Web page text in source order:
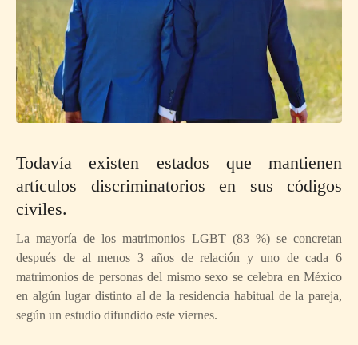
Todavía existen estados que mantienen
artículos discriminatorios en sus códigos
civiles.
La mayoría de los matrimonios LGBT (83 %) se concretan
después de al menos 3 años de relación y uno de cada 6
matrimonios de personas del mismo sexo se celebra en México
en algún lugar distinto al de la residencia habitual de la pareja,
según un estudio difundido este viernes.